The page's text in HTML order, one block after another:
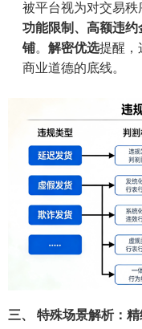
被平台视为对交易
功能限制、高额违
铺。 解密优选提醒，
商业道德的底线。
三、 特殊场景解析：